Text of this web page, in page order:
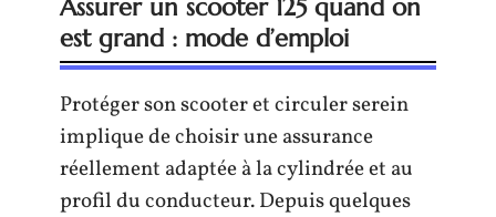
Assurer un scooter 125 quand on
est grand : mode d’emploi
Protéger son scooter et circuler serein
implique de choisir une assurance
réellement adaptée à la cylindrée et au
profil du conducteur. Depuis quelques